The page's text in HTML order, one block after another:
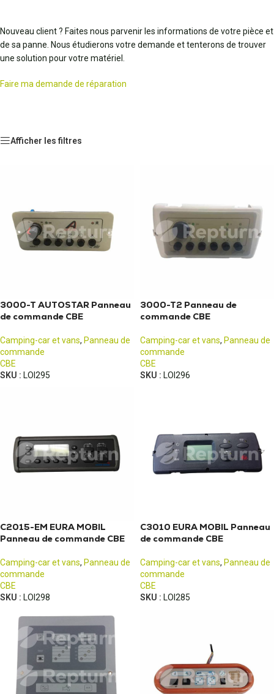
Nouveau client ? Faites nous parvenir les informations de votre pièce et
de sa panne. Nous étudierons votre demande et tenterons de trouver
une solution pour votre matériel.
Faire ma demande de réparation
Afficher les filtres
3000-T AUTOSTAR Panneau
de commande CBE
Camping-car et vans, Panneau de
commande
CBE
SKU : LOI295
3000-T2 Panneau de
commande CBE
Camping-car et vans, Panneau de
commande
CBE
SKU : LOI296
C2015-EM EURA MOBIL
Panneau de commande CBE
Camping-car et vans, Panneau de
commande
CBE
SKU : LOI298
C3010 EURA MOBIL Panneau
de commande CBE
Camping-car et vans, Panneau de
commande
CBE
SKU : LOI285